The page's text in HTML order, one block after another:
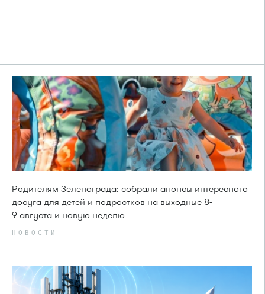
Родителям Зеленограда: собрали анонсы интересного
досуга для детей и подростков на выходные 8-
9 августа и новую неделю
НОВОСТИ